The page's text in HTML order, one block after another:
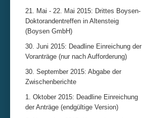
21. Mai - 22. Mai 2015: Drittes Boysen-
Doktorandentreffen in Altensteig
(Boysen GmbH)
30. Juni 2015: Deadline Einreichung der
Voranträge (nur nach Aufforderung)
30. September 2015: Abgabe der
Zwischenberichte
1. Oktober 2015: Deadline Einreichung
der Anträge (endgültige Version)